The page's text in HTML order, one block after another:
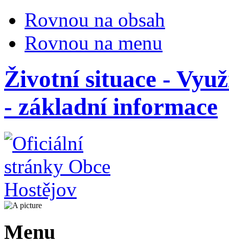
Rovnou na obsah
Rovnou na menu
Životní situace -
- základní informace
Menu